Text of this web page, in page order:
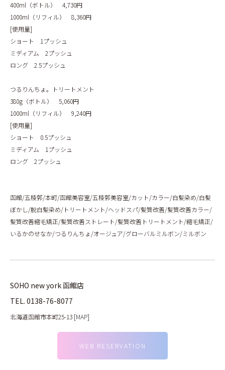
400ml（ボトル） 4,730円
1000ml（リフィル） 8,360円
[使用量]
ショート 1プッシュ
ミディアム 2プッシュ
ロング 2.5プッシュ
つるりんちょ。トリートメント
380g（ボトル） 5,060円
1000ml（リフィル） 9,240円
[使用量]
ショート 0.5プッシュ
ミディアム 1プッシュ
ロング 2プッシュ
函館/五稜郭/本町/函館美容室/五稜郭美容室/カット/カラー/白髪染め/白髪
ぼかし/脱白髪染め/トリートメント/ヘッドスパ/髪質改善/髪質改善カラー/
髪質改善縮毛矯正/髪質改善ストレート/髪質改善トリートメント/縮毛矯正/
いるかのせなか/つるりんちょ/オージュア/グローバルミルボン/ミルボン
SOHO new york 函館店
TEL. 0138-76-8077
北海道函館市本町25-13 [MAP]
WEB RESERVATION